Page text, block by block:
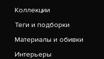
Коллекции
Теги и подборки
Материалы и обивки
Интерьеры